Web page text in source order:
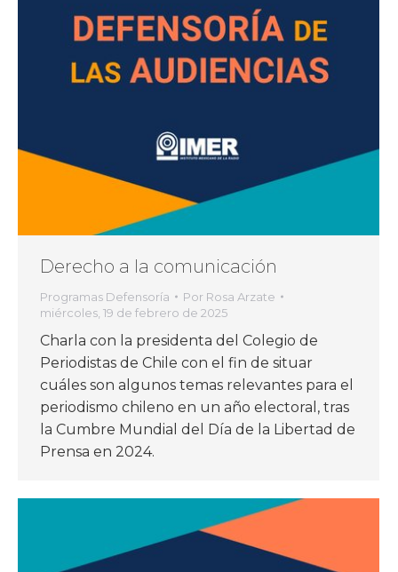
Derecho a la comunicación
Programas Defensoría Por Rosa Arzate
miércoles, 19 de febrero de 2025
Charla con la presidenta del Colegio de
Periodistas de Chile con el fin de situar
cuáles son algunos temas relevantes para el
periodismo chileno en un año electoral, tras
la Cumbre Mundial del Día de la Libertad de
Prensa en 2024.